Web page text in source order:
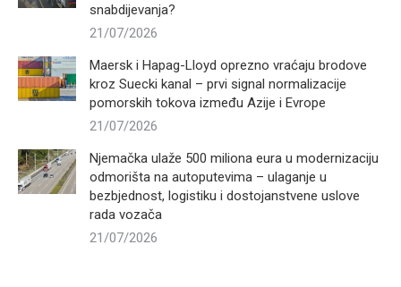
snabdijevanja?
21/07/2026
Maersk i Hapag-Lloyd oprezno vraćaju brodove
kroz Suecki kanal – prvi signal normalizacije
pomorskih tokova između Azije i Evrope
21/07/2026
Njemačka ulaže 500 miliona eura u modernizaciju
odmorišta na autoputevima – ulaganje u
bezbjednost, logistiku i dostojanstvene uslove
rada vozača
21/07/2026